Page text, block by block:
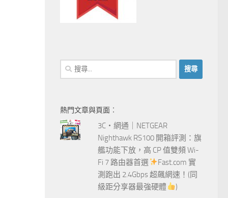
搜
尋
字:
熱門文章與頁面︰
3C‧網通｜NETGEAR
Nighthawk RS100 開箱評測：旗
艦功能下放，高 CP 值雙頻 Wi-
Fi 7 路由器首選
Fast.com 實
測跑出 2.4Gbps 超飆網速！(同
級距分享器最強硬體
)